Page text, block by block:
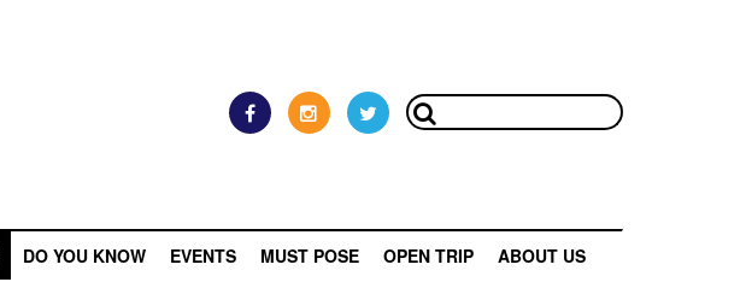
DO YOU KNOW EVENTS MUST POSE OPEN TRIP ABOUT US